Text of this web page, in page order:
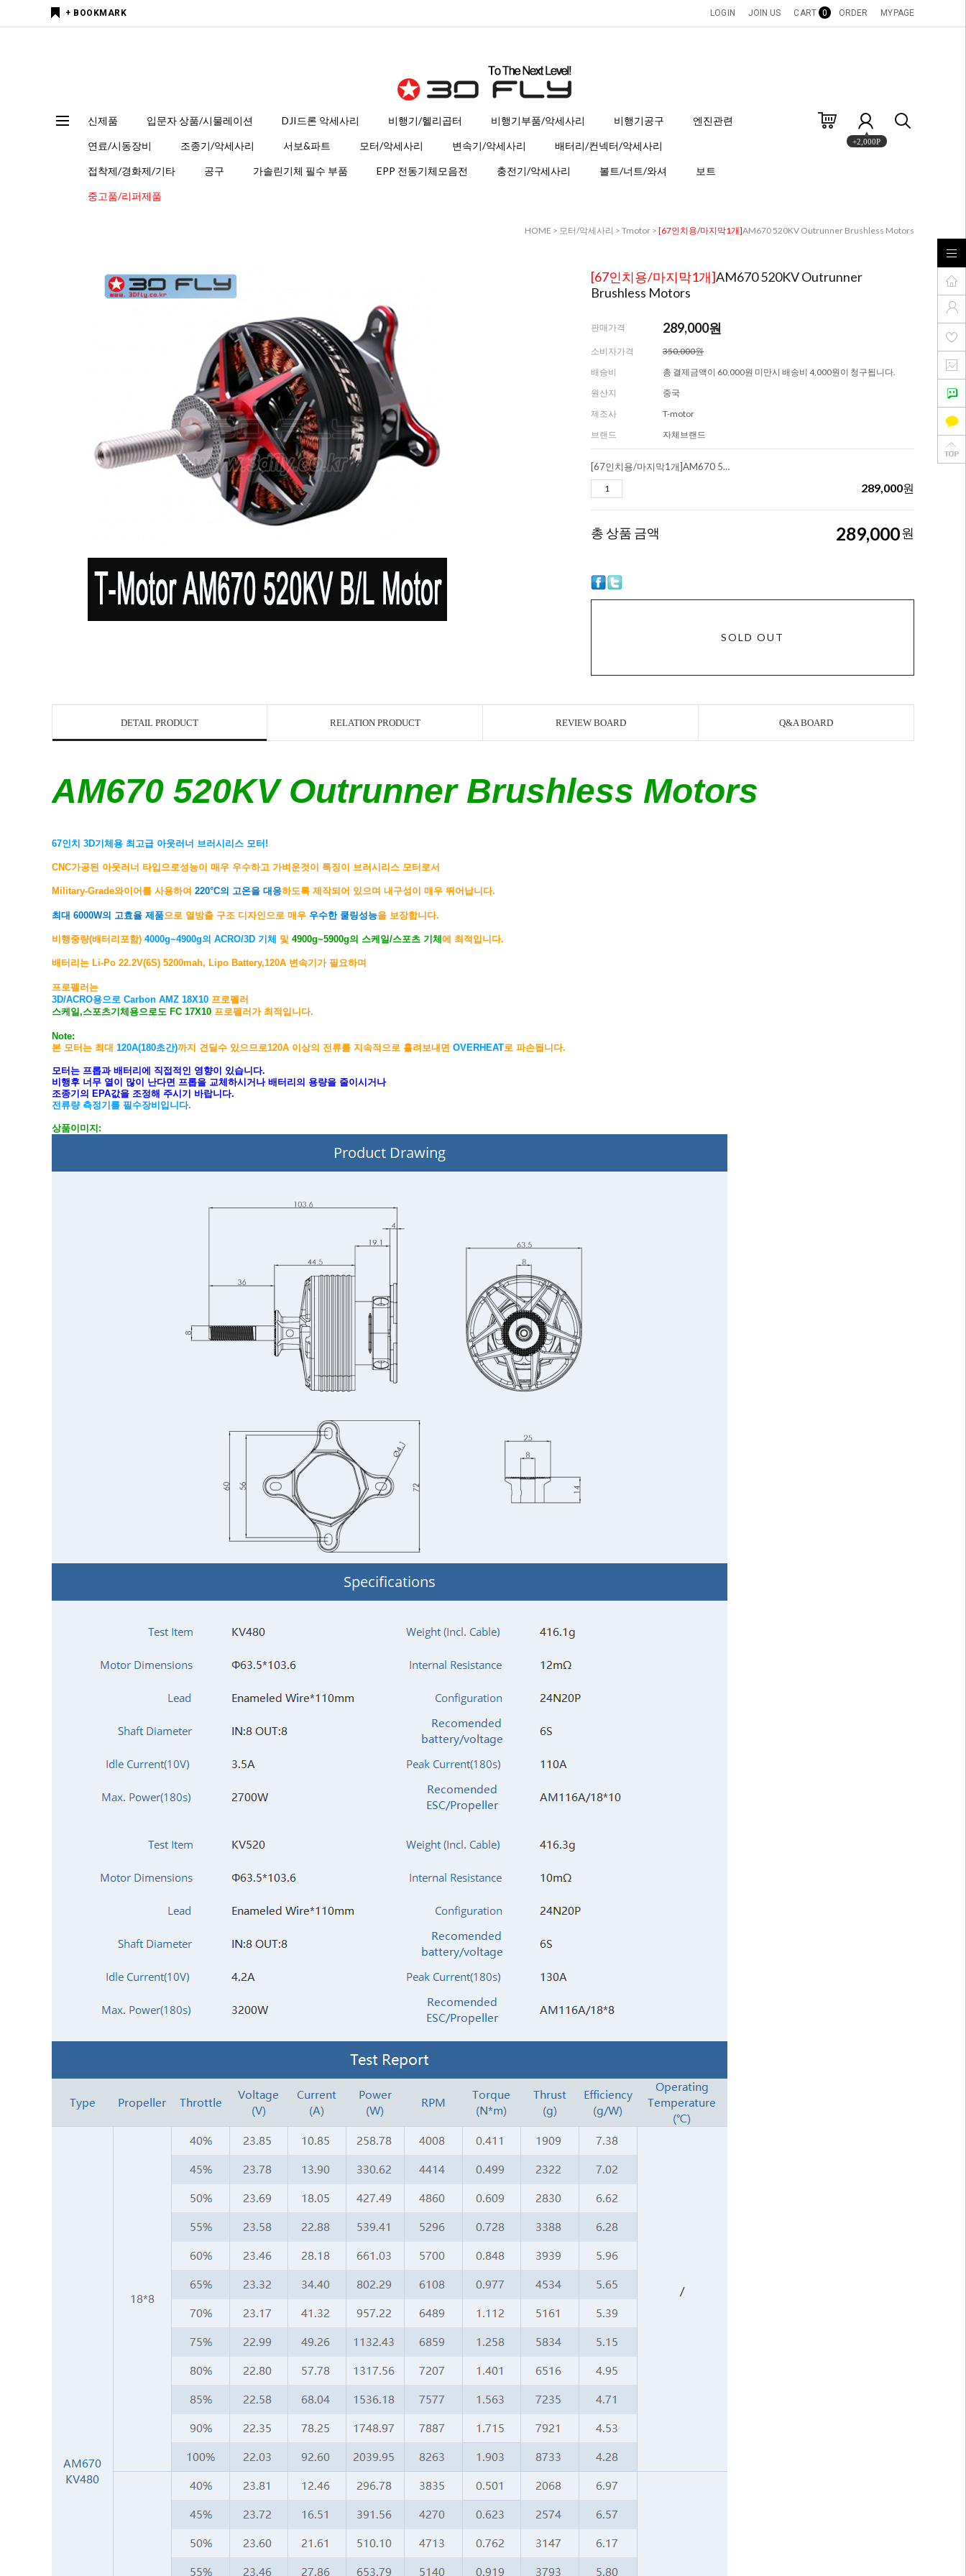
+ BOOKMARK LOGIN JOIN US CART 0 ORDER MYPAGE
신제품 입문자 상품/시물레이션 DJI드론 악세사리 비행기/헬리곱터 비행기부품/악세사리 비행기공구 엔진관련
연료/시동장비 조종기/악세사리 서보&파트 모터/악세사리 변속기/악세사리 배터리/컨넥터/악세사리
접착제/경화제/기타 공구 가솔린기체 필수 부품 EPP 전동기체모음전 충전기/악세사리 볼트/너트/와셔 보트
중고품/리퍼제품
+2,000P
HOME > 모터/악세사리 > Tmotor > [67인치용/마지막1개]AM670 520KV Outrunner Brushless Motors
[67인치용/마지막1개]AM670 520KV Outrunner
Brushless Motors
판매가격 289,000원
소비자가격
350,000원
배송비
총 결제금액이 60,000원 미만시 배송비 4,000원이 청구됩니다.
원산지
중국
제조사
T-motor
브랜드
자체브랜드
[67인치용/마지막1개]AM670 520KV Outrunner Brushless Motors
289,000원
총 상품 금액 289,000원
SOLD OUT
DETAIL PRODUCT RELATION PRODUCT REVIEW BOARD Q&A BOARD
AM670 520KV Outrunner Brushless Motors
67인치 3D기체용 최고급 아웃러너 브러시리스 모터!
CNC가공된 아웃러너 타입으로성능이 매우 우수하고 가벼운것이 특징이 브러시리스 모터로서
Military-Grade와이어를 사용하여 220°C의 고온을 대응하도록 제작되어 있으며 내구성이 매우 뛰어납니다.
최대 6000W의 고효율 제품으로 열방출 구조 디자인으로 매우 우수한 쿨링성능을 보장합니다.
비행중량(배터리포함) 4000g~4900g의 ACRO/3D 기체 및 4900g~5900g의 스케일/스포츠 기체 에 최적입니다.
배터리는 Li-Po 22.2V(6S) 5200mah, Lipo Battery,120A 변속기가 필요하며
프로펠러는
3D/ACRO용으로 Carbon AMZ 18X10 프로펠러
스케일,스포츠기체용으로도 FC 17X10 프로펠러가 최적입니다.
Note:
본 모터는 최대 120A(180초간)까지 견딜수 있으므로120A 이상의 전류를 지속적으로 흘려보내면 OVERHEAT로 파손됩니다.
모터는 프롭과 배터리에 직접적인 영향이 있습니다.
비행후 너무 열이 많이 난다면 프롭을 교체하시거나 배터리의 용량을 줄이시거나
조종기의 EPA값을 조정해 주시기 바랍니다.
전류량 측정기를 필수장비입니다.
상품이미지: